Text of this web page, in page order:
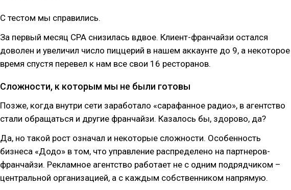
С тестом мы справились.
За первый месяц СРА снизилась вдвое. Клиент-франчайзи остался
доволен и увеличил число пиццерий в нашем аккаунте до 9, а некоторое
время спустя перевел к нам все свои 16 ресторанов.
Сложности, к которым мы не были готовы
Позже, когда внутри сети заработало «сарафанное радио», в агентство
стали обращаться и другие франчайзи. Казалось бы, здорово, да?
Да, но такой рост означал и некоторые сложности. Особенность
бизнеса «Додо» в том, что управление распределено на партнеров-
франчайзи. Рекламное агентство работает не с одним подрядчиком –
центральной организацией, а с каждым собственником напрямую.